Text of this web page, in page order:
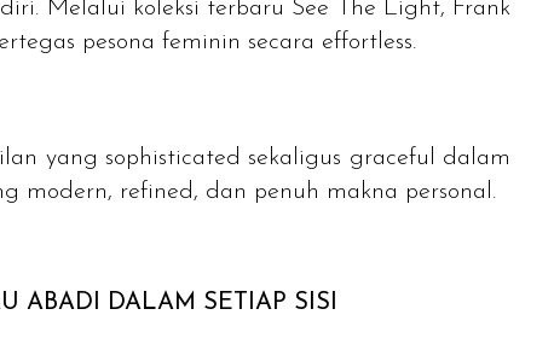
Melalui koleksi terbaru See The Light, Frank
pesona feminin secara effortless.
yang sophisticated sekaligus graceful dalam
modern, refined , dan penuh makna personal.
ABADI DALAM SETIAP SISI